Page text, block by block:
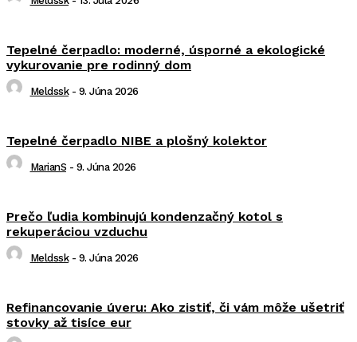
Tepelné čerpadlo: moderné, úsporné a ekologické
vykurovanie pre rodinný dom
Meldssk - 9. Júna 2026
Tepelné čerpadlo NIBE a plošný kolektor
MarianS - 9. Júna 2026
Prečo ľudia kombinujú kondenzačný kotol s
rekuperáciou vzduchu
Meldssk - 9. Júna 2026
Refinancovanie úveru: Ako zistiť, či vám môže ušetriť
stovky až tisíce eur